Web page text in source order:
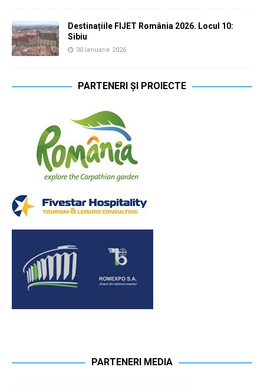
Destinațiile FIJET România 2026. Locul 10:
Sibiu
30 ianuarie 2026
PARTENERI ȘI PROIECTE
PARTENERI MEDIA